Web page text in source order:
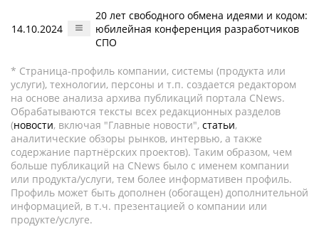
14.10.2024
20 лет свободного обмена идеями и кодом:
юбилейная конференция разработчиков
СПО
* Страница-профиль компании, системы (продукта или
услуги), технологии, персоны и т.п. создается редактором
на основе анализа архива публикаций портала CNews.
Обрабатываются тексты всех редакционных разделов
(новости, включая "Главные новости", статьи,
аналитические обзоры рынков, интервью, а также
содержание партнёрских проектов). Таким образом, чем
больше публикаций на CNews было с именем компании
или продукта/услуги, тем более информативен профиль.
Профиль может быть дополнен (обогащен) дополнительной
информацией, в т.ч. презентацией о компании или
продукте/услуге.